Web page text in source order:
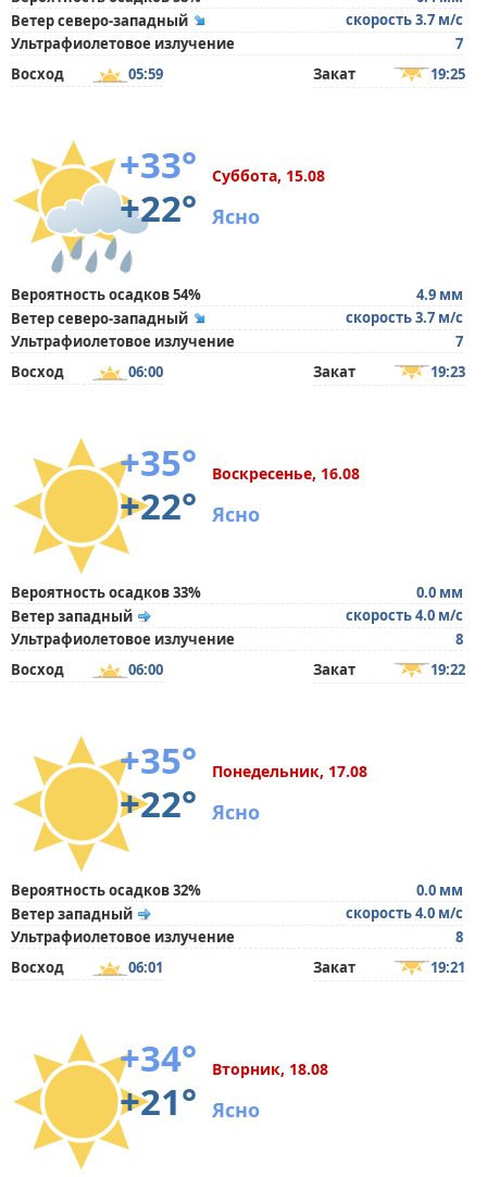
Ветер северо-западный
скорость 3.7 м/с
Ультрафиолетовое излучение
7
Восход
05:59 Закат 19:25
+33°
+22°
Суббота, 15.08
Ясно
Вероятность осадков 54%
4.9 мм
Ветер северо-западный
скорость 3.7 м/с
Ультрафиолетовое излучение
7
Восход
06:00 Закат 19:23
+35°
+22°
Воскресенье, 16.08
Ясно
Вероятность осадков 33%
0.0 мм
Ветер западный
скорость 4.0 м/с
Ультрафиолетовое излучение
8
Восход
06:00 Закат 19:22
+35°
+22°
Понедельник, 17.08
Ясно
Вероятность осадков 32%
0.0 мм
Ветер западный
скорость 4.0 м/с
Ультрафиолетовое излучение
8
Восход
06:01 Закат 19:21
+34°
+21°
Вторник, 18.08
Ясно